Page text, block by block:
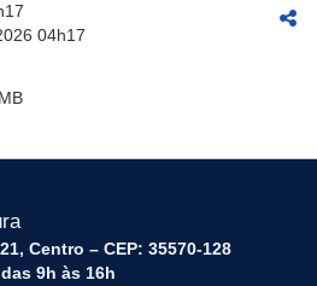
04h17
Centro – CEP: 35570-128
9h às 16h